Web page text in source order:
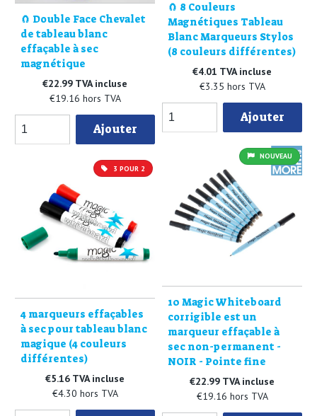
🧲 Double Face Chevalet
de tableau blanc
effaçable à sec
magnétique
€22.99 TVA incluse
€19.16 hors TVA
Ajouter
🧲 8 Couleurs
Magnétiques Tableau
Blanc Marqueurs Stylos
(8 couleurs différentes)
€4.01 TVA incluse
€3.35 hors TVA
Ajouter
NOUVEAU
10 Magic Whiteboard
corrigible est un
marqueur effaçable à
sec non-permanent -
NOIR - Pointe fine
€22.99 TVA incluse
€19.16 hors TVA
3 POUR 2
4 marqueurs effaçables
à sec pour tableau blanc
magique (4 couleurs
différentes)
€5.16 TVA incluse
€4.30 hors TVA